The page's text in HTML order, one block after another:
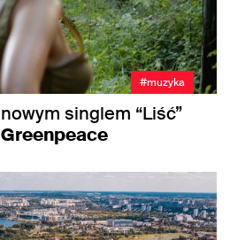
#muzyka
nowym singlem “Liść”
Greenpeace